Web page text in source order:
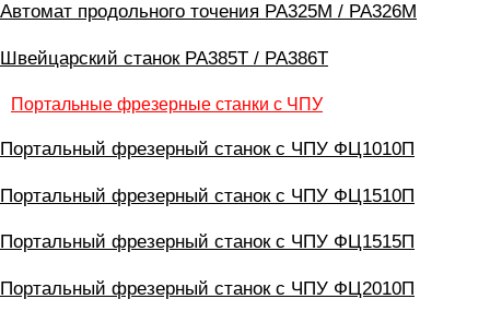
Автомат продольного точения PA325M / PA326M
Швейцарский станок PA385T / PA386T
Портальные фрезерные станки с ЧПУ
Портальный фрезерный станок с ЧПУ ФЦ1010П
Портальный фрезерный станок с ЧПУ ФЦ1510П
Портальный фрезерный станок с ЧПУ ФЦ1515П
Портальный фрезерный станок с ЧПУ ФЦ2010П